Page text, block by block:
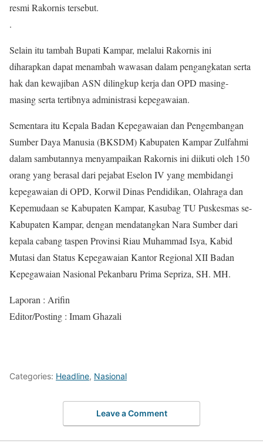
resmi Rakornis tersebut.
.
Selain itu tambah Bupati Kampar, melalui Rakornis ini
diharapkan dapat menambah wawasan dalam pengangkatan serta
hak dan kewajiban ASN dilingkup kerja dan OPD masing-
masing serta tertibnya administrasi kepegawaian.
Sementara itu Kepala Badan Kepegawaian dan Pengembangan
Sumber Daya Manusia (BKSDM) Kabupaten Kampar Zulfahmi
dalam sambutannya menyampaikan Rakornis ini diikuti oleh 150
orang yang berasal dari pejabat Eselon IV yang membidangi
kepegawaian di OPD, Korwil Dinas Pendidikan, Olahraga dan
Kepemudaan se Kabupaten Kampar, Kasubag TU Puskesmas se-
Kabupaten Kampar, dengan mendatangkan Nara Sumber dari
kepala cabang taspen Provinsi Riau Muhammad Isya, Kabid
Mutasi dan Status Kepegawaian Kantor Regional XII Badan
Kepegawaian Nasional Pekanbaru Prima Sepriza, SH. MH.
Laporan : Arifin
Editor/Posting : Imam Ghazali
Categories: Headline, Nasional
Leave a Comment